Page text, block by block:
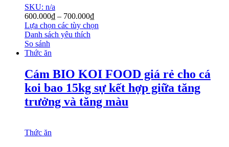
SKU: n/a
600.000₫ – 700.000₫
Lựa chọn các tùy chọn
Danh sách yêu thích
So sánh
Thức ăn
Cám BIO KOI FOOD giá rẻ cho cá
koi bao 15kg sự kết hợp giữa tăng
trưởng và tăng màu
Thức ăn